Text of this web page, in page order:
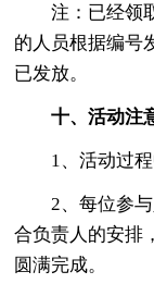
注：已经领
的人员根据编号
已发放。
十、活动注
1、活动过
2、每位参
合负责人的安排
圆满完成。